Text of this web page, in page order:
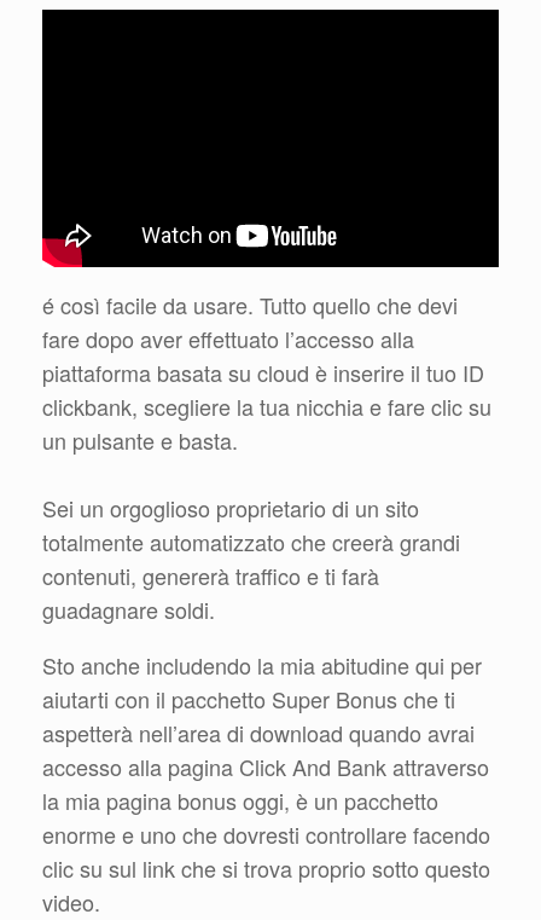
é così facile da usare. Tutto quello che devi
fare dopo aver effettuato l’accesso alla
piattaforma basata su cloud è inserire il tuo ID
clickbank, scegliere la tua nicchia e fare clic su
un pulsante e basta.
Sei un orgoglioso proprietario di un sito
totalmente automatizzato che creerà grandi
contenuti, genererà traffico e ti farà
guadagnare soldi.
Sto anche includendo la mia abitudine qui per
aiutarti con il pacchetto Super Bonus che ti
aspetterà nell’area di download quando avrai
accesso alla pagina Click And Bank attraverso
la mia pagina bonus oggi, è un pacchetto
enorme e uno che dovresti controllare facendo
clic su sul link che si trova proprio sotto questo
video.